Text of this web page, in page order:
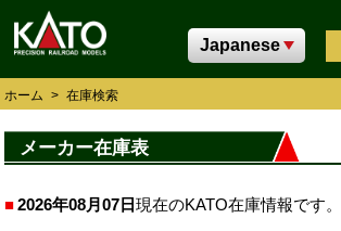
ホーム > 在庫検索
メーカー在庫表
2026年08月07日現在のKATO在庫情報です。